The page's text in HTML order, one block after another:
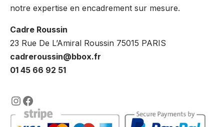
notre expertise en encadrement sur mesure.
Cadre Roussin
23 Rue De L’Amiral Roussin 75015 PARIS
cadreroussin@bbox.fr
01 45 66 92 51
https://www.instagram.com/
https://www.facebook.com/